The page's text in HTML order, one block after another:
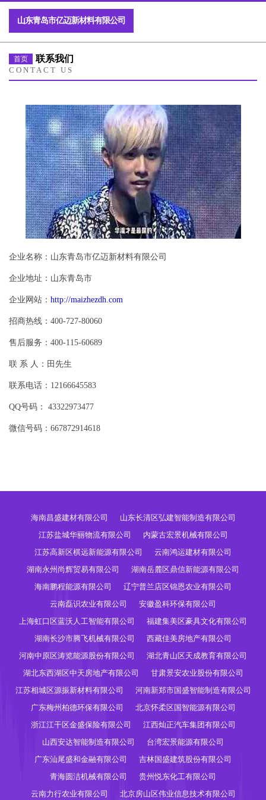
山东青岛市亿迈新材料有限公司
首页 联系我们
CONTACT US
企业名称：山东青岛市亿迈新材料有限公司
企业地址：山东青岛市
企业网站： http://maizhezdh.com
招商热线：400-727-80060
售后服务：400-115-60689
联 系 人：田先生
联系电话：12166645583
QQ号码： 43322973477
微信号码：667872914618
海南昌盛建材有限公司
山东长清区弘建智能制造有限公司
江苏盐城华丽物流有限公司
内蒙古宏景机械有限公司
江苏高新区棋远新能源有限公司
云南鸿运建材有限公司
湖南永州尚辉贸易有限公司
湖南岳麓区鼎信新能源有限公司
海南鹏程能源有限公司
辽宁普兰店区锦恩农业有限公司
云南磊识农业有限公司
安徽盈科环保有限公司
上海虹口区蓝沃人工智能有限公司
福建集美区豪具文化有限公司
湖南长沙市腾飞机械有限公司
西藏佳美房地产有限公司
河南中原区涛览能源股份有限公司
湖北青山区天成教育有限公司
湖北东西湖区中天房地产有限公司
甘肃景安农业股份有限公司
江苏相城区源振新材料有限公司
河南新郑市国盛智能制造有限公司
广东梅州柏德环保有限公司
北京怀柔区国智能源有限公司
浙江江干区金盛保险有限公司
江西灿正汽车集团有限公司
山西安达智能制造有限公司
台湾宏景能源有限公司
广东汕尾盛和金融有限公司
吉林国盛建筑股份有限公司
青海圆洁机械有限公司
贵州悦东化工有限公司
云南力行农业有限公司
北京房山区伟业信息技术有限公司